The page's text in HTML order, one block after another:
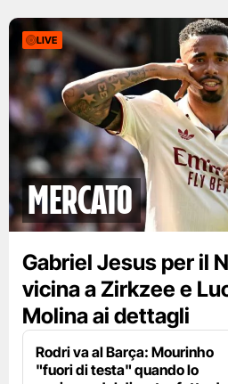
LIVE
mercato
Gabriel Jesus per il
vicina a Zirkzee e
Molina ai dettagli
Rodri va al Barça: Mourinho
"fuori di testa" quando lo